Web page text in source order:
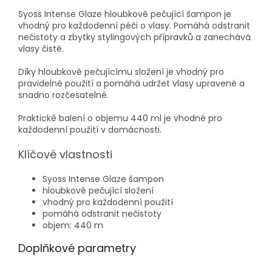
Syoss Intense Glaze hloubkově pečující šampon je
vhodný pro každodenní péči o vlasy. Pomáhá odstranit
nečistoty a zbytky stylingových přípravků a zanechává
vlasy čisté.
Díky hloubkově pečujícímu složení je vhodný pro
pravidelné použití a pomáhá udržet vlasy upravené a
snadno rozčesatelné.
Praktické balení o objemu 440 ml je vhodné pro
každodenní použití v domácnosti.
Klíčové vlastnosti
Syoss Intense Glaze šampon
hloubkově pečující složení
vhodný pro každodenní použití
pomáhá odstranit nečistoty
objem: 440 m
Doplňkové parametry